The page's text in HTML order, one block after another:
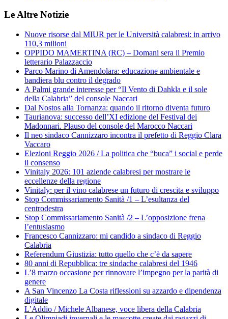
Le Altre Notizie
Nuove risorse dal MIUR per le Università calabresi: in arrivo
110,3 milioni
OPPIDO MAMERTINA (RC) – Domani sera il Premio
letterario Palazzaccio
Parco Marino di Amendolara: educazione ambientale e
bandiera blu contro il degrado
A Palmi grande interesse per “Il Vento di Dahkla e il sole
della Calabria” del console Naccari
Dal Nostos alla Tornanza: quando il ritorno diventa futuro
Taurianova: successo dell’XI edizione del Festival dei
Madonnari. Plauso del console del Marocco Naccari
Il neo sindaco Cannizzaro incontra il prefetto di Reggio Clara
Vaccaro
Elezioni Reggio 2026 / La politica che “buca” i social e perde
il consenso
Vinitaly 2026: 101 aziende calabresi per mostrare le
eccellenze della regione
Vinitaly: per il vino calabrese un futuro di crescita e sviluppo
Stop Commissariamento Sanità /1 – L’esultanza del
centrodestra
Stop Commissariamento Sanità /2 – L’opposizione frena
l’entusiasmo
Francesco Cannizzaro: mi candido a sindaco di Reggio
Calabria
Referendum Giustizia: tutto quello che c’è da sapere
80 anni di Repubblica: tre sindache calabresi del 1946
L’8 marzo occasione per rinnovare l’impegno per la parità di
genere
A San Vincenzo La Costa riflessioni su azzardo e dipendenza
digitale
L’Addio / Michele Albanese, voce libera della Calabria